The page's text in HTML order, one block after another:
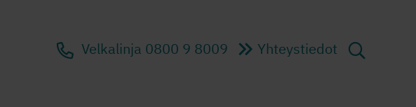
Velkalinja 0800 9 8009 Yhteystiedot